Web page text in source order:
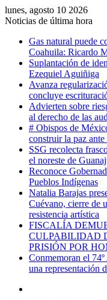
lunes, agosto 10 2026
Noticias de última hora
Gas natural puede
Coahuila: Ricardo
Suplantación de
Ezequiel Aguiñiga
Avanza
concluye
Advierten sobre
al derecho de las
# Obispos de
construir la paz
SSG recolecta
el noreste de
Reconoce
Pueblos Indígenas
Natalia Barajas
Cuévano, cierre de
resistencia artística
FISCALÍA
CULPABILIDAD
PRISIÓN POR
Conmemoran el
una representación